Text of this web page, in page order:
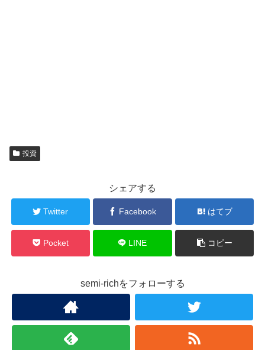
投資
シェアする
Twitter Facebook はてブ
Pocket LINE コピー
semi-richをフォローする